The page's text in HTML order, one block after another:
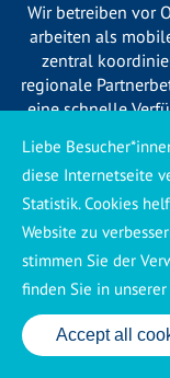
Wir betreiben vor
arbeiten als
zentral
regionale
eine schnelle
unmittelbar
Ihrer Region den
verpflichtet, Sie vor
24 Std.
Accept all
Liebe
diese Internetseite
Statistik. Cookies
Website zu
stimmen Sie der
finden Sie in unserer